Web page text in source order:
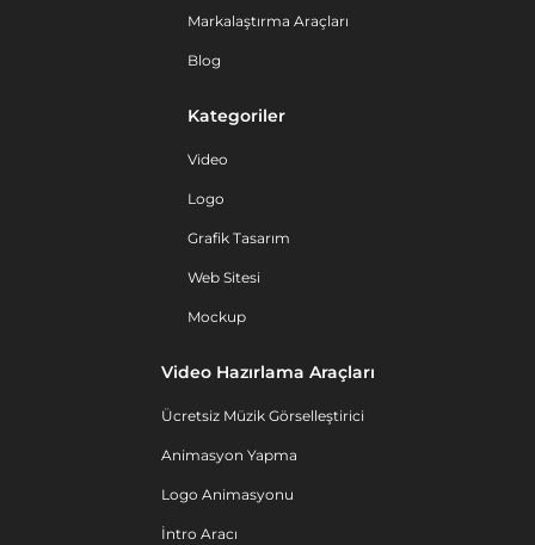
Markalaştırma Araçları
Blog
Kategoriler
Video
Logo
Grafik Tasarım
Web Sitesi
Mockup
Video Hazırlama Araçları
Ücretsiz Müzik Görselleştirici
Animasyon Yapma
Logo Animasyonu
İntro Aracı